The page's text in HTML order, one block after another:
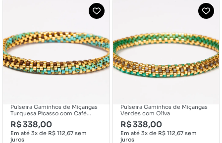
Pulseira Caminhos de Miçangas
Turquesa Picasso com Café
Torcida
R$338,00
Em até 3x de R$ 112,67 sem
juros
Pulseira Caminhos de Miçangas
Verdes com Oliva
R$338,00
Em até 3x de R$112,67sem
juros